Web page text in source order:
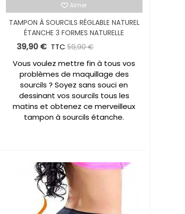
Aimer
TAMPON À SOURCILS RÉGLABLE NATUREL
ÉTANCHE 3 FORMES NATURELLE
39,90 € TTC 59,90 €
Vous voulez mettre fin à tous vos
problèmes de maquillage des
sourcils ? Soyez sans souci en
dessinant vos sourcils tous les
matins et obtenez ce merveilleux
tampon à sourcils étanche.